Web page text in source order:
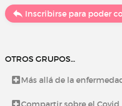
Inscribirse para poder
OTROS GRUPOS...
Más allá de la